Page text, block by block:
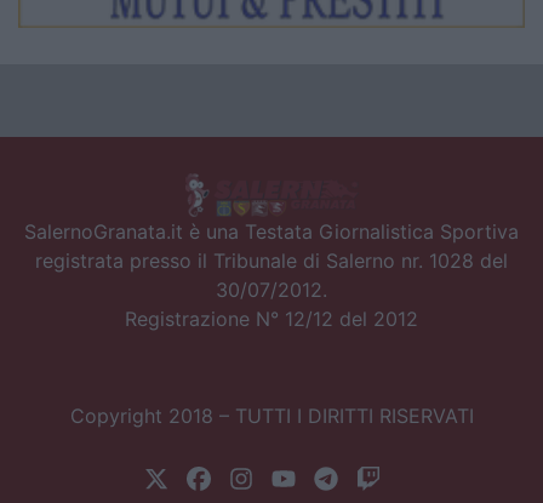
SalernoGranata.it è una Testata Giornalistica Sportiva
registrata presso il Tribunale di Salerno nr. 1028 del
30/07/2012.
Registrazione N° 12/12 del 2012
Copyright 2018 – TUTTI I DIRITTI RISERVATI